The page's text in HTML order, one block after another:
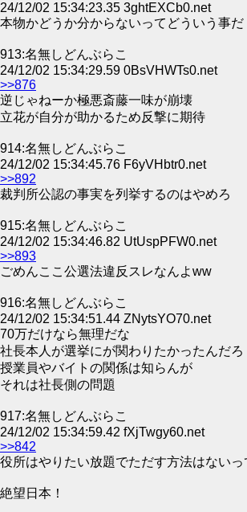
24/12/02 15:34:23.35 3ghtEXCb0.net
本物かどうか分からないってどういう事だ
913:名無しどんぶらこ
24/12/02 15:34:29.59 0BsVHWTs0.net
>>876
逆じゃねーか極悪斎藤一味が崩壊
立花が自分が助かるため反撃に期待
914:名無しどんぶらこ
24/12/02 15:34:45.76 F6yVHbtr0.net
>>892
裁判所公認の事実を列挙するのはやめろ
915:名無しどんぶらこ
24/12/02 15:34:46.82 UtUspPFW0.net
>>893
ごめんここ公選法違反スレなんよww
916:名無しどんぶらこ
24/12/02 15:34:51.44 ZNytsYO70.net
70万だけなら無理だな
社長本人が選挙にが関わりたかったんだろ
授業員やバイトの関係は知らんが
それは社長側の問題
917:名無しどんぶらこ
24/12/02 15:34:59.42 fXjTwgy60.net
>>842
役所はやりたい放題でただす方法はない
絶望日本！